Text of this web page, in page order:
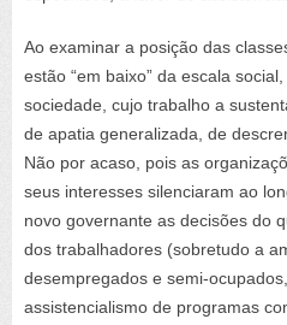
Ao examinar a posição das
estão “em baixo” da escala
sociedade, cujo trabalho a
de apatia generalizada, de
Não por acaso, pois as
seus interesses silenciaram ao
novo governante as decisões do
dos trabalhadores (sobretudo a
desempregados e semi-
assistencialismo de programas